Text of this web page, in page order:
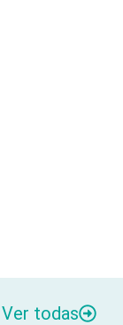
Ver todas